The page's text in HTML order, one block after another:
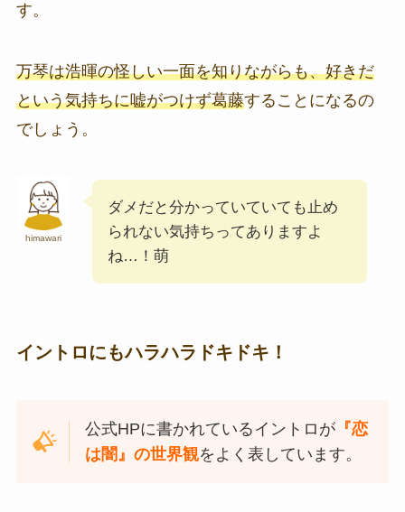
す。
万琴は浩暉の怪しい一面を知りながらも、好きだ
という気持ちに嘘がつけず葛藤することになるの
でしょう。
himawari
ダメだと分かっていていても止め
られない気持ちってありますよ
ね…！萌
イントロにもハラハラドキドキ！
公式HPに書かれているイントロが 『恋
は闇』の世界観をよく表しています。